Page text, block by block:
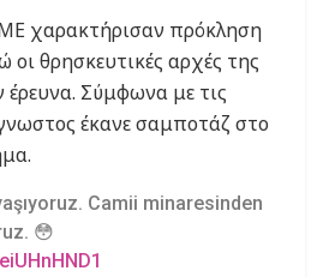
χαρακτήρισαν πρόκληση
οι θρησκευτικές αρχές της
έρευνα. Σύμφωνα με τις
έκανε σαμποτάζ στο
Camii minaresinden
😳